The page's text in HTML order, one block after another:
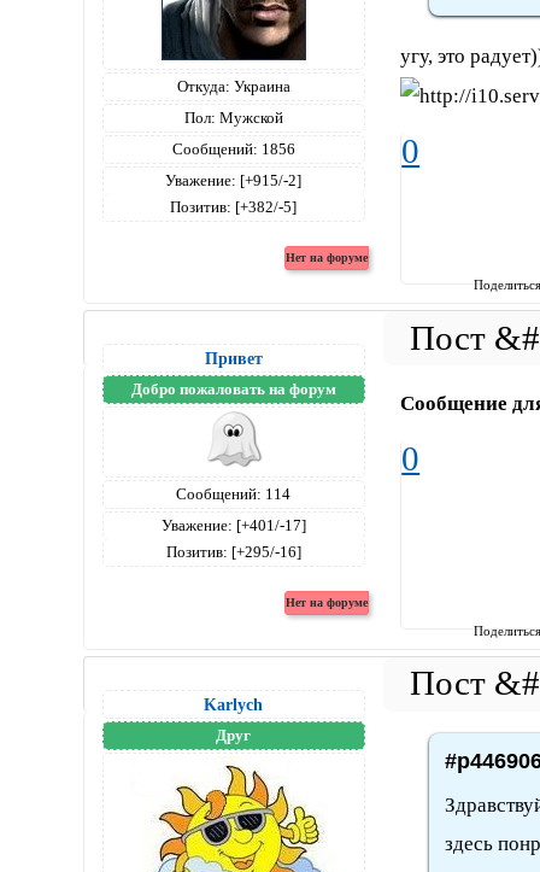
Откуда: Украина
Пол: Мужской
Сообщений: 1856
Уважение: [+915/-2]
Позитив: [+382/-5]
угу, это
0
Привет
Добро пожаловать на форум
Сообщений: 114
Уважение: [+401/-17]
Позитив: [+295/-16]
Сообщение
0
Karlych
Друг
здесь